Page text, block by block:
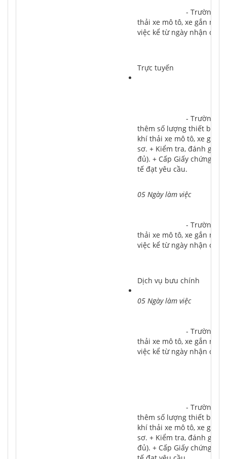
thải xe mô tô, xe gắn
việc kể từ ngày nhận
Trực tuyến
thêm số lượng thiết bị
khí thải xe mô tô, xe gắn
sơ. + Kiểm tra, đánh giá
đủ). + Cấp Giấy chứng
tế đạt yêu cầu.
05 Ngày làm việc
thải xe mô tô, xe gắn
việc kể từ ngày nhận
Dịch vụ bưu chính
05 Ngày làm việc
thải xe mô tô, xe gắn
việc kể từ ngày nhận
thêm số lượng thiết bị
khí thải xe mô tô, xe gắn
sơ. + Kiểm tra, đánh giá
đủ). + Cấp Giấy chứng